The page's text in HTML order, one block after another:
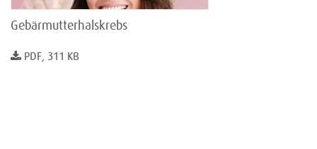
Gebärmutterhalskrebs
PDF, 311 KB